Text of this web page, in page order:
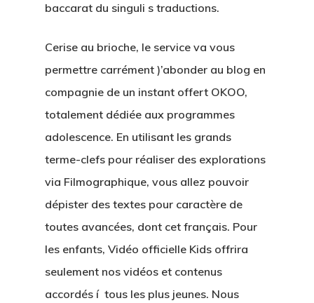
baccarat du singuli s traductions.
Cerise au brioche, le service va vous
permettre carrément )’abonder au blog en
compagnie de un instant offert OKOO,
totalement dédiée aux programmes
adolescence. En utilisant les grands
terme-clefs pour réaliser des explorations
via Filmographique, vous allez pouvoir
dépister des textes pour caractère de
toutes avancées, dont cet français. Pour
les enfants, Vidéo officielle Kids offrira
seulement nos vidéos et contenus
accordés í tous les plus jeunes. Nous